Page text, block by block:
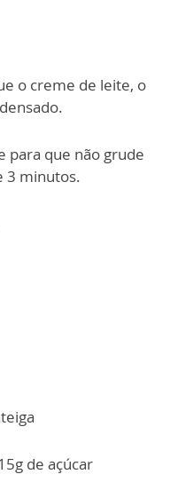
o creme de leite, o
para que não grude
3 minutos.
de açúcar